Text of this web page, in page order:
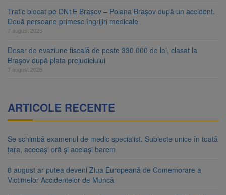
Trafic blocat pe DN1E Brașov – Poiana Brașov după un accident.
Două persoane primesc îngrijiri medicale
7 august 2026
Dosar de evaziune fiscală de peste 330.000 de lei, clasat la
Brașov după plata prejudiciului
7 august 2026
ARTICOLE RECENTE
Se schimbă examenul de medic specialist. Subiecte unice în toată
țara, aceeași oră și același barem
8 august ar putea deveni Ziua Europeană de Comemorare a
Victimelor Accidentelor de Muncă